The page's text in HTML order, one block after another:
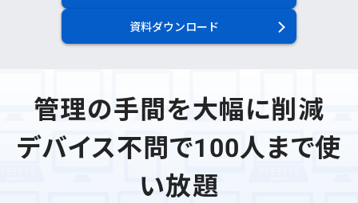
資料ダウンロード
管理の手間を大幅に削減
デバイス不問で100人まで使
い放題